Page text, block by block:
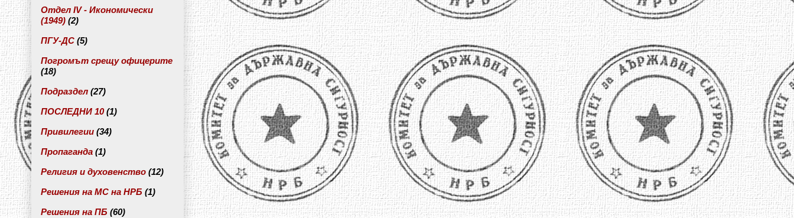
Отдел IV - Икономически
(1949) (2)
ПГУ-ДС (5)
Погромът срещу офицерите
(18)
Подраздел (27)
ПОСЛЕДНИ 10 (1)
Привилегии (34)
Пропаганда (1)
Религия и духовенство (12)
Решения на МС на НРБ (1)
Решения на ПБ (60)